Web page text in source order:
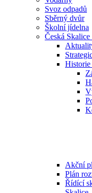
Svoz odpadů
Sběrný dvůr
Školní jídelna
Česká Skalice
Historie
Akční
Plán
Řídící